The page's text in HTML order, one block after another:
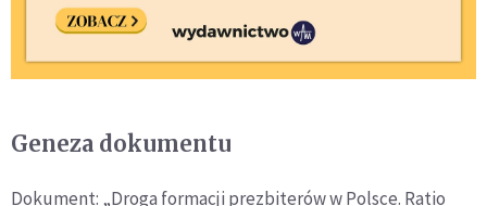
Geneza dokumentu
Dokument: „Droga formacji prezbiterów w Polsce. Ratio